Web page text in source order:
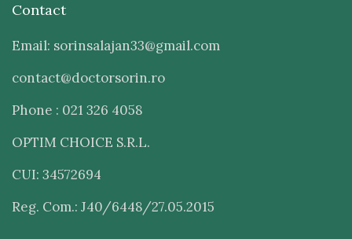
Contact
Email: sorinsalajan33@gmail.com
contact@doctorsorin.ro
Phone : 021 326 4058
OPTIM CHOICE S.R.L.
CUI: 34572694
Reg. Com.: J40/6448/27.05.2015